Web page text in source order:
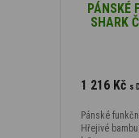
PÁNSKÉ
SHARK
1 216 Kč s
Pánské
Hřejivé